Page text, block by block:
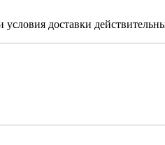
доставки действительны